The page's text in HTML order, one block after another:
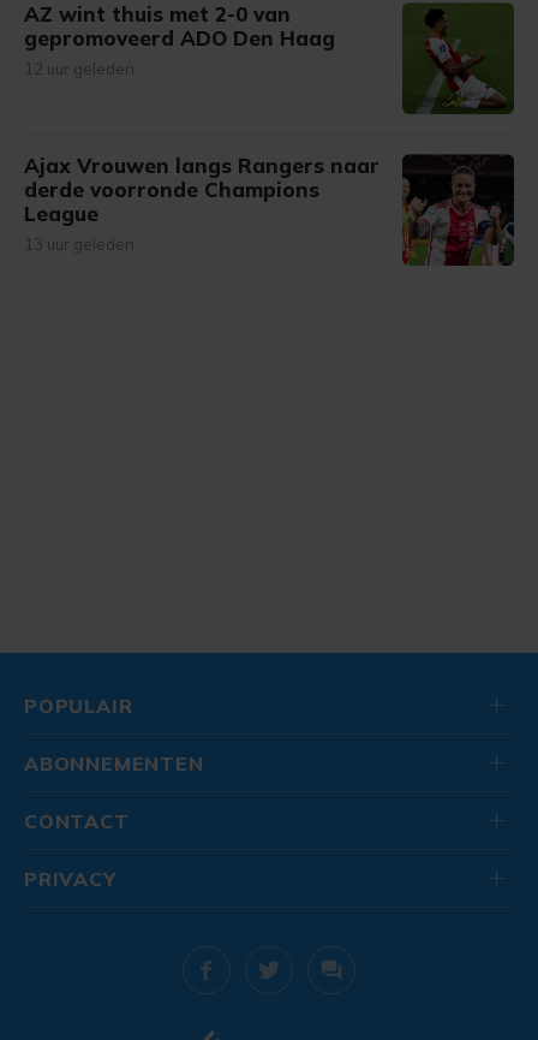
AZ wint thuis met 2-0 van
gepromoveerd ADO Den Haag
12 uur geleden
Ajax Vrouwen langs Rangers naar
derde voorronde Champions
League
13 uur geleden
POPULAIR
ABONNEMENTEN
CONTACT
PRIVACY